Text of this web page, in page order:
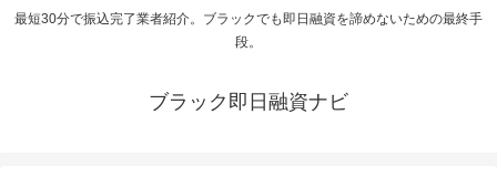
最短30分で振込完了業者紹介。ブラックでも即日融資を諦めないための最終手
段。
ブラック即日融資ナビ